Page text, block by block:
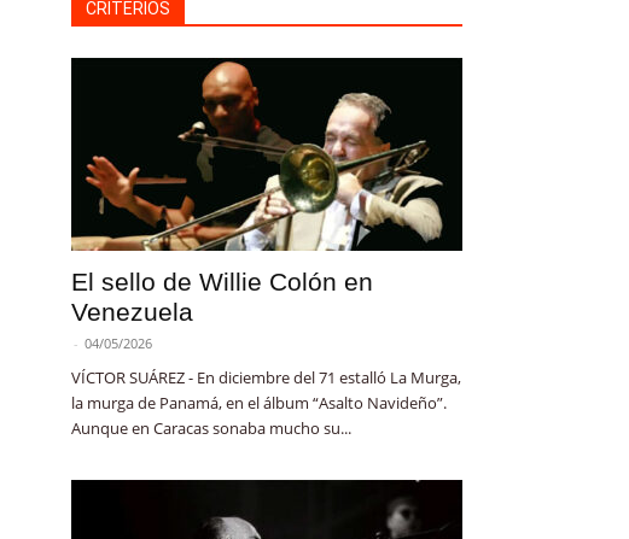
CRITERIOS
El sello de Willie Colón en
Venezuela
- 04/05/2026
VÍCTOR SUÁREZ - En diciembre del 71 estalló La Murga,
la murga de Panamá, en el álbum “Asalto Navideño”.
Aunque en Caracas sonaba mucho su...